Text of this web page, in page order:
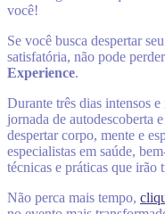
você!
Se você busca despertar
satisfatória, não pode
Experience.
Durante três dias intensos
jornada de autodescoberta
despertar corpo, mente e
especialistas em saúde,
técnicas e práticas que irão
Não perca mais tempo,